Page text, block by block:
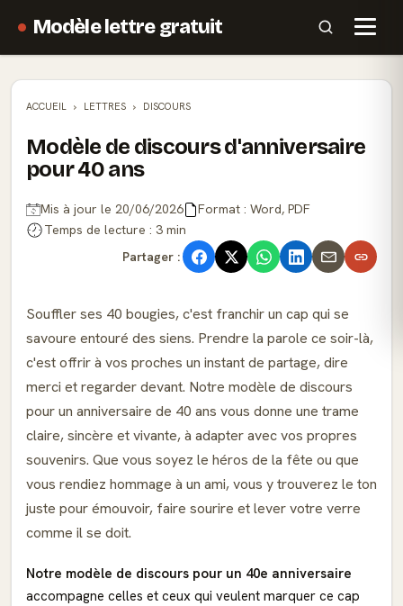
Modèle lettre gratuit
ACCUEIL LETTRES DISCOURS
Modèle de discours d'anniversaire
pour 40 ans
Mis à jour le 20/06/2026
Format : Word, PDF
Temps de lecture : 3 min
Partager :
Souffler ses 40 bougies, c'est franchir un cap qui se
savoure entouré des siens. Prendre la parole ce soir-là,
c'est offrir à vos proches un instant de partage, dire
merci et regarder devant. Notre modèle de discours
pour un anniversaire de 40 ans vous donne une trame
claire, sincère et vivante, à adapter avec vos propres
souvenirs. Que vous soyez le héros de la fête ou que
vous rendiez hommage à un ami, vous y trouverez le ton
juste pour émouvoir, faire sourire et lever votre verre
comme il se doit.
Notre modèle de discours pour un 40e anniversaire
accompagne celles et ceux qui veulent marquer ce cap